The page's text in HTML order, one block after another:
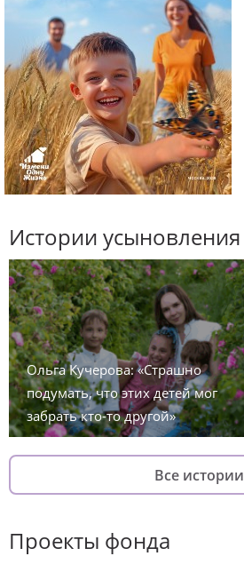
Истории усыновления
Ольга Кучерова: «Страшно
подумать, что этих детей мог
забрать кто-то другой»
Все истории
Проекты фонда